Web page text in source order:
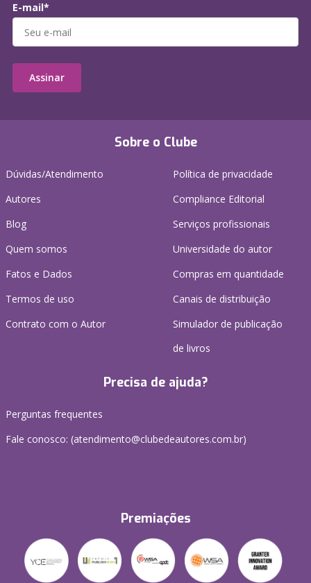
Sobre o Clube
Dúvidas/Atendimento
Autores
Blog
Quem somos
Fatos e Dados
Termos de uso
Contrato com o Autor
Política de privacidade
Compliance Editorial
Serviços profissionais
Universidade do autor
Compras em quantidade
Canais de distribuição
Simulador de publicação
de livros
Precisa de ajuda?
Perguntas frequentes
Fale conosco: (atendimento@clubedeautores.com.br)
Premiações
E-mail*
Assinar